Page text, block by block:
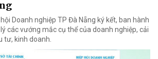
Doanh nghiệp TP Đà Nẵng ký kết, ban hành
các vướng mắc cụ thể của doanh nghiệp, cải
tư, kinh doanh.